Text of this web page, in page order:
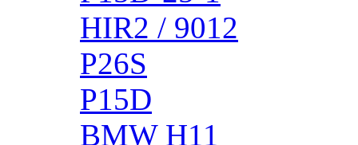
HIR2 / 9012
P26S
P15D
BMW H11